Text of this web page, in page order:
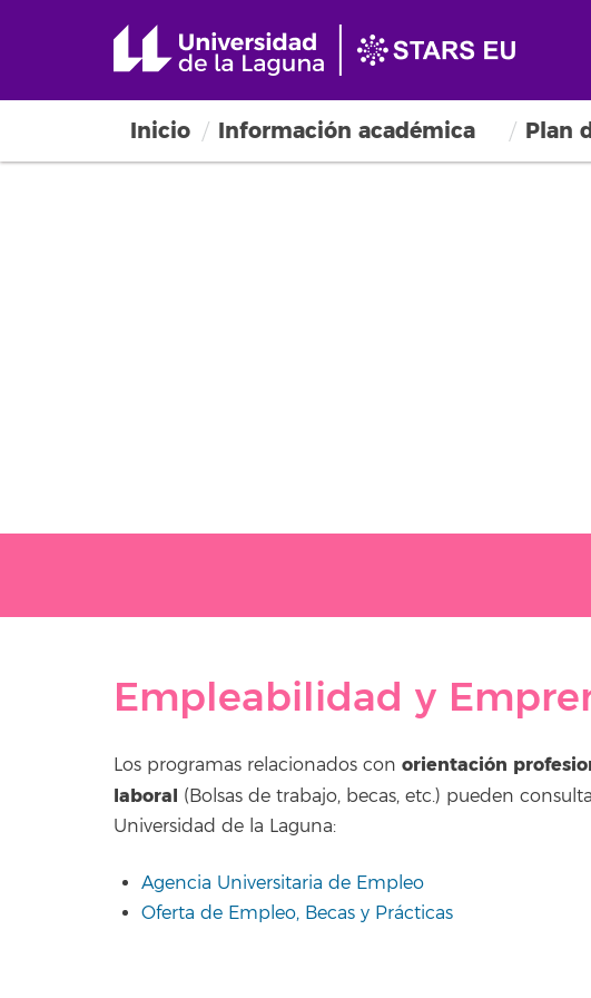
Inicio Información académica Plan
Empleabilidad y
Los programas relacionados con orientación
laboral (Bolsas de trabajo, becas, etc.) pueden
Universidad de la Laguna:
Agencia Universitaria de Empleo
Oferta de Empleo, Becas y Prácticas